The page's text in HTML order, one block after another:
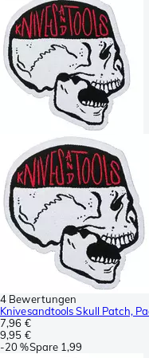
4 Bewertungen
Knivesandtools Skull Patch,
7,96 €
9,95 €
-20 %Spare 1,99